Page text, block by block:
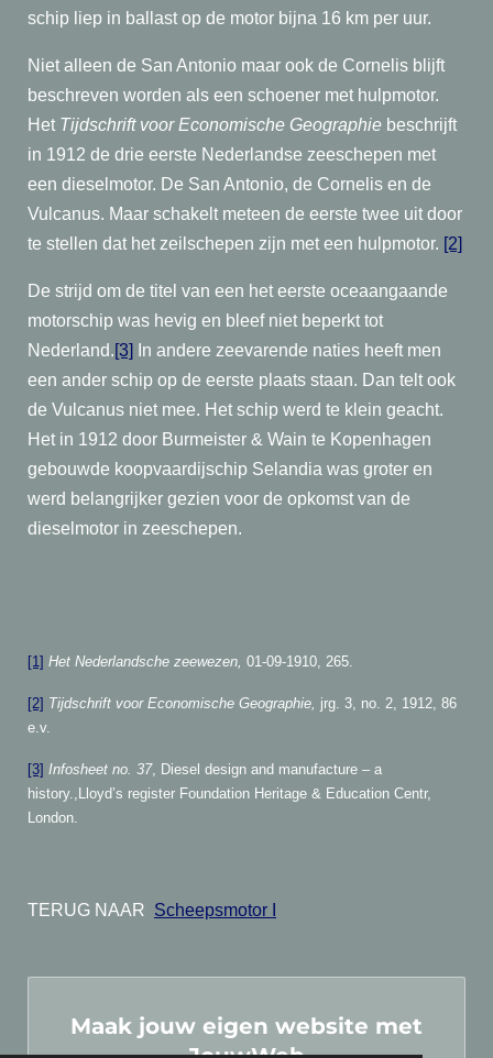
schip liep in ballast op de motor bijna 16 km per uur.
Niet alleen de San Antonio maar ook de Cornelis blijft
beschreven worden als een schoener met hulpmotor.
Het Tijdschrift voor Economische Geographie beschrijft
in 1912 de drie eerste Nederlandse zeeschepen met
een dieselmotor. De San Antonio, de Cornelis en de
Vulcanus. Maar schakelt meteen de eerste twee uit door
te stellen dat het zeilschepen zijn met een hulpmotor. [2]
De strijd om de titel van een het eerste oceaangaande
motorschip was hevig en bleef niet beperkt tot
Nederland.[3]
In andere zeevarende naties heeft men
een ander schip op de eerste plaats staan. Dan telt ook
de Vulcanus niet mee. Het schip werd te klein geacht.
Het in 1912 door Burmeister & Wain te Kopenhagen
gebouwde koopvaardijschip Selandia was groter en
werd belangrijker gezien voor de opkomst van de
dieselmotor in zeeschepen.
[1] Het Nederlandsche zeewezen, 01-09-1910, 265.
[2] Tijdschrift voor Economische Geographie, jrg. 3, no. 2, 1912, 86
e.v.
[3] Infosheet no. 37, Diesel design and manufacture – a
history.,Lloyd’s register Foundation Heritage & Education Centr,
London.
TERUG NAAR Scheepsmotor I
Maak jouw eigen website met